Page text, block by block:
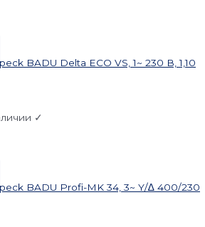
BADU Delta ECO VS, 1~ 230 В, 1,10
✓
BADU Profi-MK 34, 3~ Y/∆ 400/230